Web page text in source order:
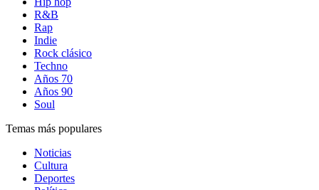
R&B
Rap
Indie
Rock clásico
Techno
Años 70
Años 90
Soul
Temas más populares
Noticias
Cultura
Deportes